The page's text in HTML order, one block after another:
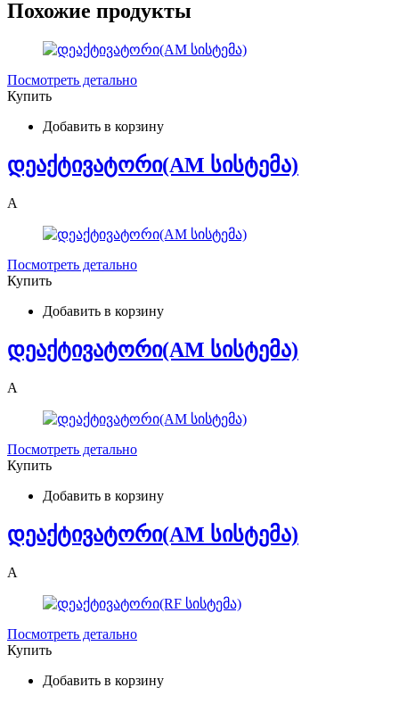
Похожие продукты
Посмотреть детально
Купить
Добавить в корзину
დეაქტივატორი(AM სისტემა)
A
Посмотреть детально
Купить
Добавить в корзину
დეაქტივატორი(AM სისტემა)
A
Посмотреть детально
Купить
Добавить в корзину
დეაქტივატორი(AM სისტემა)
A
Посмотреть детально
Купить
Добавить в корзину